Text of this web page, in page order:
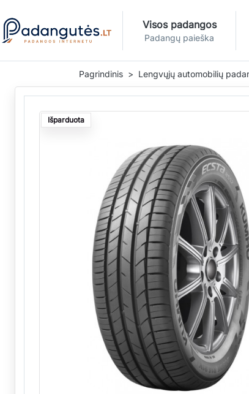
Visos padangos
Padangų paieška
Pagrindinis Lengvųjų automobilių
Išparduota